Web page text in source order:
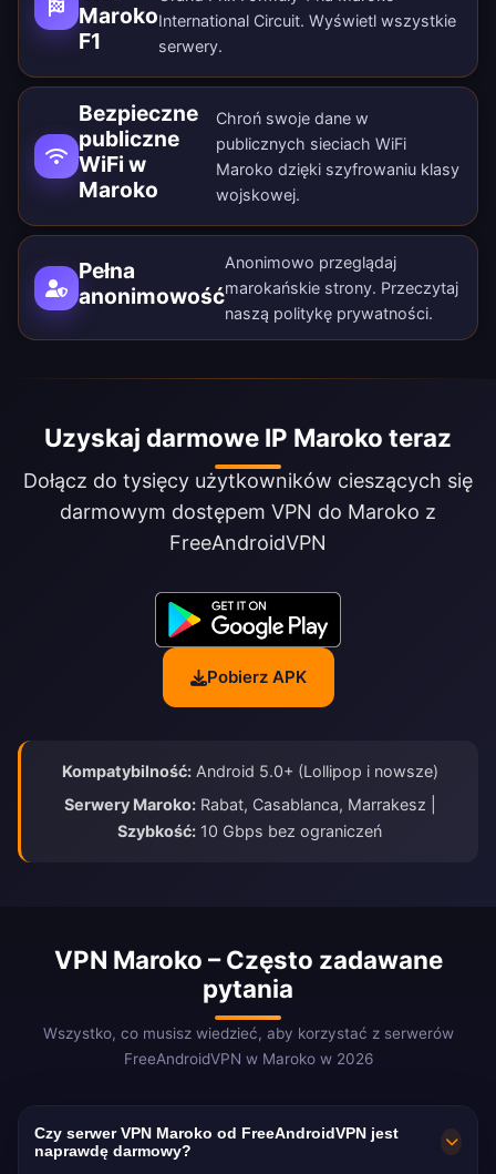
Maroko
F1
International Circuit. Wyświetl wszystkie
serwery.
Bezpieczne
publiczne
WiFi w
Maroko
Chroń swoje dane w
publicznych sieciach WiFi
Maroko dzięki szyfrowaniu klasy
wojskowej.
Pełna
anonimowość
Anonimowo przeglądaj
marokańskie strony. Przeczytaj
naszą politykę prywatności.
Uzyskaj darmowe IP Maroko teraz
Dołącz do tysięcy użytkowników cieszących się
darmowym dostępem VPN do Maroko z
FreeAndroidVPN
Pobierz APK
Kompatybilność:Android 5.0+ (Lollipop i nowsze)
Serwery Maroko:Rabat, Casablanca, Marrakesz |
Szybkość: 10 Gbps bez ograniczeń
VPN Maroko – Często zadawane
pytania
Wszystko, co musisz wiedzieć, aby korzystać z serwerów
FreeAndroidVPN w Maroko w 2026
Czy serwer VPN Maroko od FreeAndroidVPN jest
naprawdę darmowy?